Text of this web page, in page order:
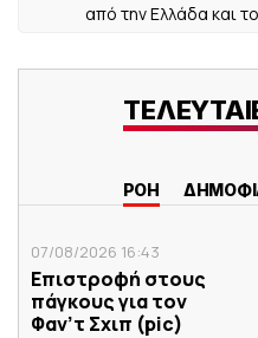
από την Ελλάδα και
ΡΟΗ
07/08/2026 16:43
Επιστροφή στους
πάγκους για τον
Φαν’τ Σχιπ (pic)